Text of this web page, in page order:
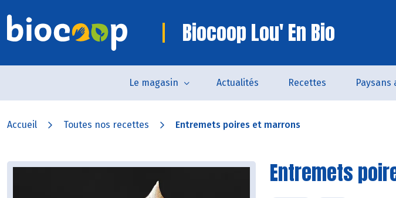
Biocoop Lou' En Bio
Le magasin Actualités Recettes Paysans
Accueil Toutes nos recettes Entremets poires et marrons
Entremets